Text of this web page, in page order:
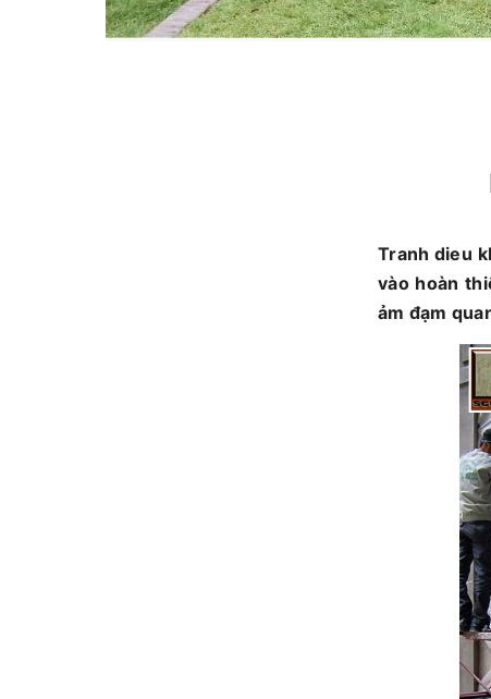
Tranh dieu
vào hoàn
ảm đạm